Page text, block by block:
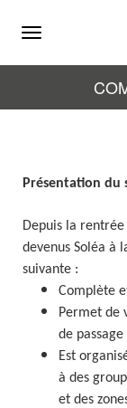
Menu
Présentation du
Depuis la
devenus Soléa à
suivante :
Complète
Permet de
de passage
Est
à des
et des